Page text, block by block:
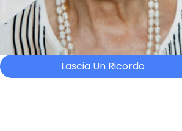
Lascia Un Ricordo